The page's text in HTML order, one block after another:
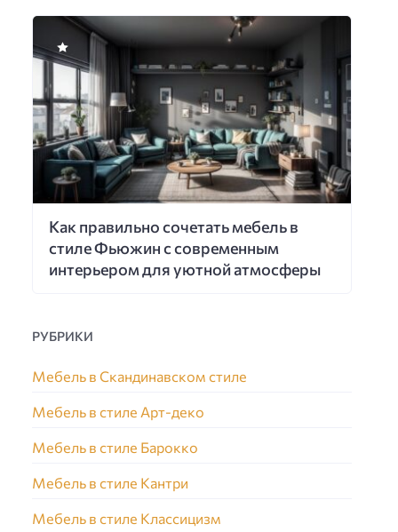
Как правильно сочетать мебель в
стиле Фьюжин с современным
интерьером для уютной атмосферы
РУБРИКИ
Мебель в Скандинавском стиле
Мебель в стиле Арт-деко
Мебель в стиле Барокко
Мебель в стиле Кантри
Мебель в стиле Классицизм